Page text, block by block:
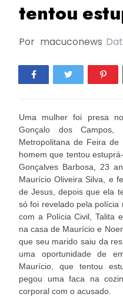
tentou
Por macuconews
Uma mulher foi presa
Gonçalo dos
Metropolitana de Feira
homem que tentou
Gonçalves Barbosa, 23
Maurício Oliveira Silva, e
de Jesus, depois que ela
só foi revelado pela
com a Polícia Civil, Talita
na casa de Maurício e
que seu marido saiu da
uma oportunidade de
Maurício, que tentou
pegou uma faca na
corporal com o acusado.